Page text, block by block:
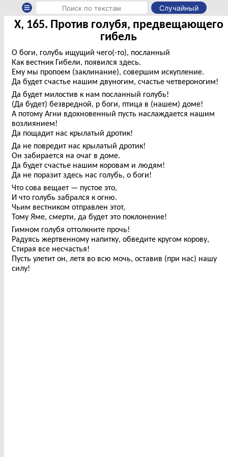
Случайный
X, 165. Против голубя, предвещающего
гибель
О боги, голубь ищущий чего(-то), посланный
Как вестник Гибели, появился здесь.
Ему мы пропоем (заклинание), совершим искупление.
Да будет счастье нашим двуногим, счастье четвероногим!
Да будет милостив к нам посланный голубь!
(Да будет) безвредной, р боги, птица в (нашем) доме!
А потому Агни вдохновенный пусть наслаждается нашим
возлиянием!
Да пощадит нас крылатый дротик!
Да не повредит нас крылатый дротик!
Он забирается на очаг в доме.
Да будет счастье нашим коровам и людям!
Да не поразит здесь нас голубь, о боги!
Что сова вещает — пустое это,
И что голубь забрался к огню.
Чьим вестником отправлен этот,
Тому Яме, смерти, да будет это поклонение!
Гимном голубя оттолкните прочь!
Радуясь жертвенному напитку, обведите кругом корову,
Стирая все несчастья!
Пусть улетит он, летя во всю мочь, оставив (при нас) нашу
силу!